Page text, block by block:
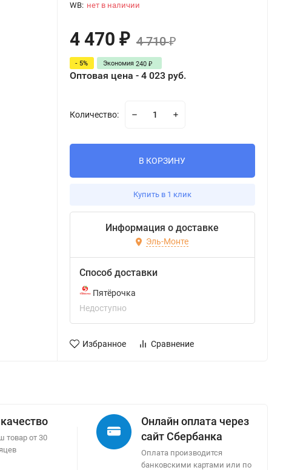
WB: нет в наличии
4 470 ₽ 4 710₽
- 5% Экономия 240 ₽
Оптовая цена - 4 023 руб.
Количество:
В КОРЗИНУ
Купить в 1 клик
Информация о доставке
Эль-Монте
Способ доставки
Пятёрочка
Недоступно
Избранное Сравнение
товар от 30
Онлайн оплата через
сайт Сбербанка
Оплата производится
банковскими картами или по